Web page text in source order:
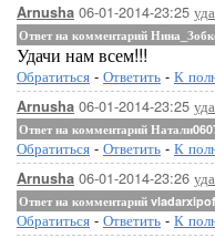
Arnusha 06-01-2014-23:25
Ответ на комментарий
Удачи нам всем!!!
Обратиться - Ответить - К
Arnusha 06-01-2014-23:25
Ответ на комментарий
Обратиться - Ответить - К
Arnusha 06-01-2014-23:26
Ответ на комментарий
Обратиться - Ответить - К